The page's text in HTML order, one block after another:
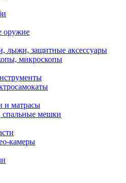
оружие
лыжи, защитные аксессуары
микроскопы
и матрасы
спальные мешки
камеры